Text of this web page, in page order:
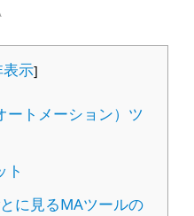
表示]
ートメーション）ツ
ト
に見るMAツールの